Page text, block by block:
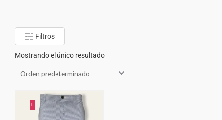
Filtros
Mostrando el único resultado
L